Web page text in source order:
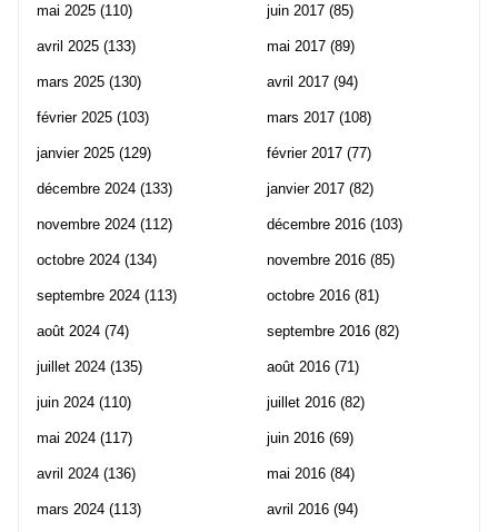
mai 2025 (110)
avril 2025 (133)
mars 2025 (130)
février 2025 (103)
janvier 2025 (129)
décembre 2024 (133)
novembre 2024 (112)
octobre 2024 (134)
septembre 2024 (113)
août 2024 (74)
juillet 2024 (135)
juin 2024 (110)
mai 2024 (117)
avril 2024 (136)
mars 2024 (113)
juin 2017 (85)
mai 2017 (89)
avril 2017 (94)
mars 2017 (108)
février 2017 (77)
janvier 2017 (82)
décembre 2016 (103)
novembre 2016 (85)
octobre 2016 (81)
septembre 2016 (82)
août 2016 (71)
juillet 2016 (82)
juin 2016 (69)
mai 2016 (84)
avril 2016 (94)